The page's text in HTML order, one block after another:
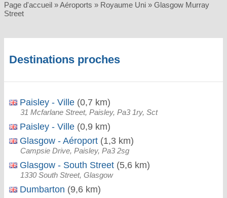
Page d'accueil »Aéroports » Royaume Uni » Glasgow Murray
Street
Destinations proches
Paisley - Ville (0,7 km)
31 Mcfarlane Street, Paisley, Pa3 1ry, Sct
Paisley - Ville (0,9 km)
Glasgow - Aéroport (1,3 km)
Campsie Drive, Paisley, Pa3 2sg
Glasgow - South Street (5,6 km)
1330 South Street, Glasgow
Dumbarton (9,6 km)